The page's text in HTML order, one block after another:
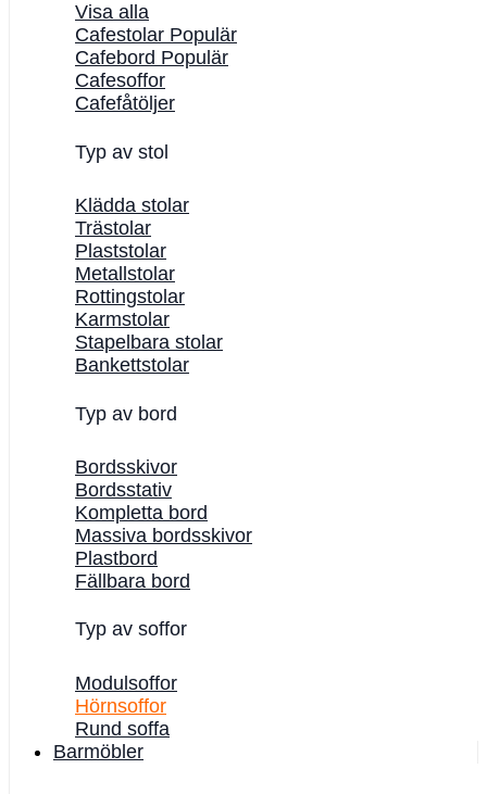
Visa alla
Cafestolar
Cafebord
Cafesoffor
Cafefåtöljer
Typ av stol
Klädda stolar
Trästolar
Plaststolar
Metallstolar
Rottingstolar
Karmstolar
Stapelbara stolar
Bankettstolar
Typ av bord
Bordsskivor
Bordsstativ
Kompletta bord
Massiva bordsskivor
Plastbord
Fällbara bord
Typ av soffor
Modulsoffor
Hörnsoffor
Rund soffa
Barmöbler